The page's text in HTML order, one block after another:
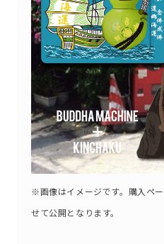
※画像はイメージです。購入ペ
せて公開となります。